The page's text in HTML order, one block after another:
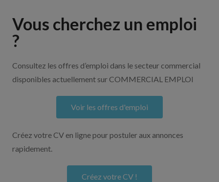
Vous cherchez un emploi
?
Consultez les offres d’emploi dans le secteur commercial
disponibles actuellement sur COMMERCIAL EMPLOI
Voir les offres d'emploi
Créez votre CV en ligne pour postuler aux annonces
rapidement.
Créez votre CV !